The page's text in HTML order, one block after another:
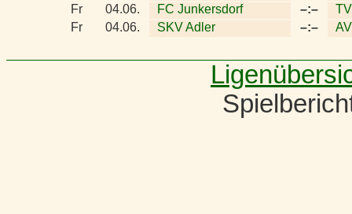
Fr
04.06. FC Junkersdorf –:–
Fr
04.06. SKV Adler –:–